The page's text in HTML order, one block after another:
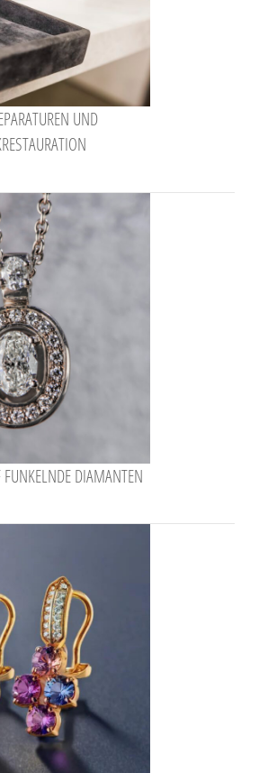
UND
FUNKELNDE DIAMANTEN